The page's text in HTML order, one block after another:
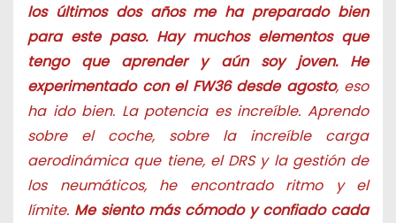
los últimos dos años me ha preparado bien
para este paso. Hay muchos elementos que
tengo que aprender y aún soy joven. He
experimentado con el FW36 desde agosto, eso
ha ido bien. La potencia es increíble. Aprendo
sobre el coche, sobre la increíble carga
aerodinámica que tiene, el DRS y la gestión de
los neumáticos, he encontrado ritmo y el
límite. Me siento más cómodo y confiado cada